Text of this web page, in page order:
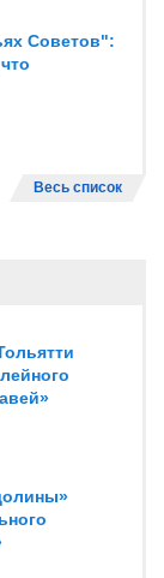
Советов":
Весь список